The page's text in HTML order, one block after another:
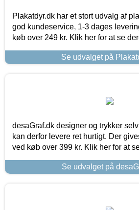
Plakatdyr.dk har et stort udvalg af
god kundeservice, 1-3 dages
køb over 249 kr. Klik her for at se
Se udvalget på
desaGraf.dk designer og trykker
kan derfor levere ret hurtigt. Der
ved køb over 399 kr. Klik her for at
Se udvalget på